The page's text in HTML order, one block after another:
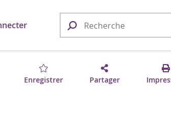
Enregistrer Partager